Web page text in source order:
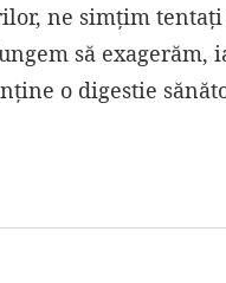
ne simțim
să exagerăm,
o digestie